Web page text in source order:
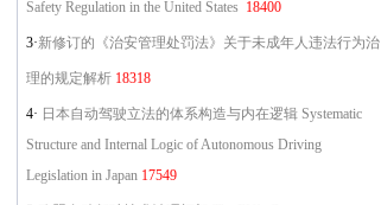
Safety Regulation in the United States 18400
3·新修订的《治安管理处罚法》关于未成年人违法行为治
理的规定解析 18318
4· 日本自动驾驶立法的体系构造与内在逻辑 Systematic
Structure and Internal Logic of Autonomous Driving
Legislation in Japan 17549